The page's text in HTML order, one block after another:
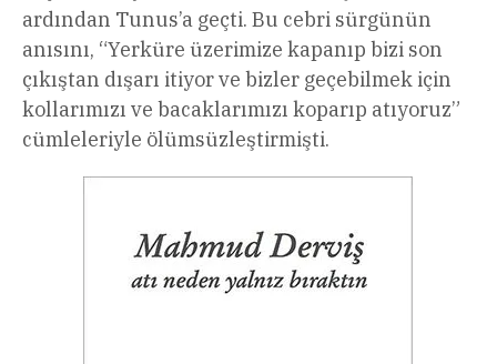
ardından Tunus’a geçti. Bu cebri sürgünün
anısını, “Yerküre üzerimize kapanıp bizi son
çıkıştan dışarı itiyor ve bizler geçebilmek için
kollarımızı ve bacaklarımızı koparıp atıyoruz”
cümleleriyle ölümsüzleştirmişti.